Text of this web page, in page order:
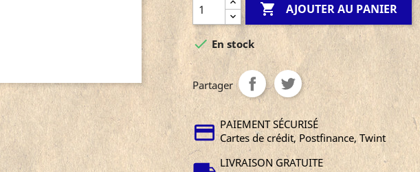
 AJOUTER AU PANIER
 En stock
Partager
PAIEMENT SÉCURISÉ
Cartes de crédit, Postfinance, Twint
LIVRAISON GRATUITE